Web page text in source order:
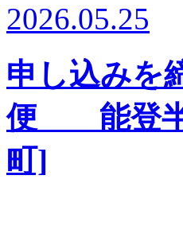
2026.05.25
申し込みを
便 能登半
町]